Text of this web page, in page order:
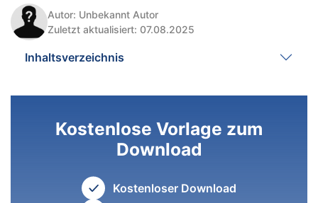
Autor: Unbekannt Autor
Zuletzt aktualisiert: 07.08.2025
Inhaltsverzeichnis
Kostenlose Vorlage zum
Download
Kostenloser Download